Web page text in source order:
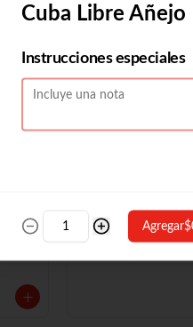
Cuba Libre Añejo
Instrucciones especiales
Agregar